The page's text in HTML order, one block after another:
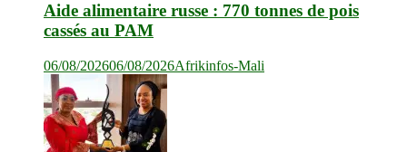
Aide alimentaire russe : 770 tonnes de pois
cassés au PAM
06/08/202606/08/2026Afrikinfos-Mali